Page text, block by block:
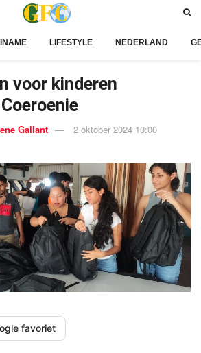
LIFESTYLE NEDERLAND
voor kinderen
Gallant
2 oktober 2024 10:00
favoriet